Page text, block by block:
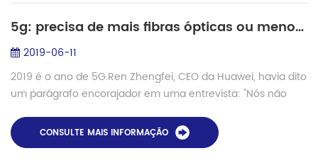
5g: precisa de mais fibras ópticas ou menos?
2019-06-11
2019 é o ano de 5G.Ren Zhengfei, CEO da Huawei, havia dito
um parágrafo encorajador em uma entrevista: "Nós não
mudando. Porque temos confiança. Nossos...
CONSULTE MAIS INFORMAÇÃO